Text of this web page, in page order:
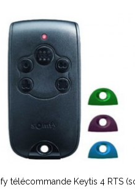
télécommande Keytis 4 RTS